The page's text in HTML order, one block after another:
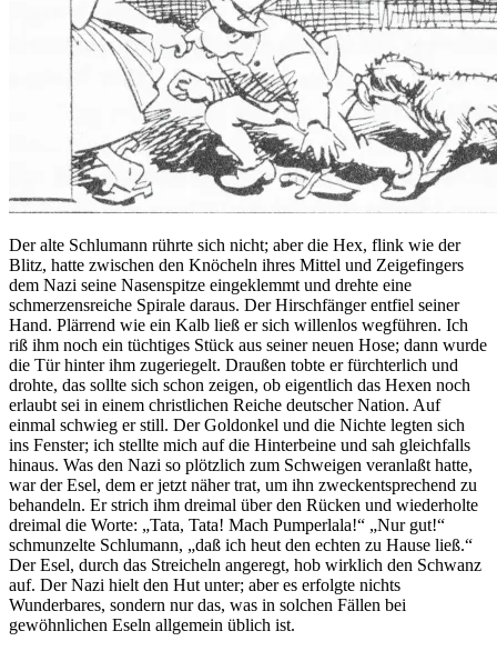
Der alte Schlumann rührte sich nicht; aber die Hex, flink wie der
Blitz, hatte zwischen den Knöcheln ihres Mittel und Zeigefingers
dem Nazi seine Nasenspitze eingeklemmt und drehte eine
schmerzensreiche Spirale daraus. Der Hirschfänger entfiel seiner
Hand. Plärrend wie ein Kalb ließ er sich willenlos wegführen. Ich
riß ihm noch ein tüchtiges Stück aus seiner neuen Hose; dann wurde
die Tür hinter ihm zugeriegelt. Draußen tobte er fürchterlich und
drohte, das sollte sich schon zeigen, ob eigentlich das Hexen noch
erlaubt sei in einem christlichen Reiche deutscher Nation. Auf
einmal schwieg er still. Der Goldonkel und die Nichte legten sich
ins Fenster; ich stellte mich auf die Hinterbeine und sah gleichfalls
hinaus. Was den Nazi so plötzlich zum Schweigen veranlaßt hatte,
war der Esel, dem er jetzt näher trat, um ihn zweckentsprechend zu
behandeln. Er strich ihm dreimal über den Rücken und wiederholte
dreimal die Worte: „Tata, Tata! Mach Pumperlala!“ „Nur gut!“
schmunzelte Schlumann, „daß ich heut den echten zu Hause ließ.“
Der Esel, durch das Streicheln angeregt, hob wirklich den Schwanz
auf. Der Nazi hielt den Hut unter; aber es erfolgte nichts
Wunderbares, sondern nur das, was in solchen Fällen bei
gewöhnlichen Eseln allgemein üblich ist.